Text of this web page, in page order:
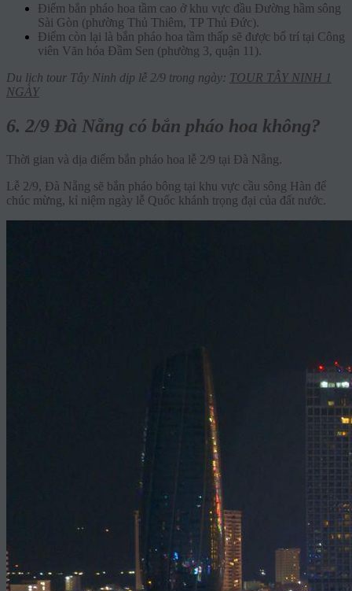
Điểm bắn pháo hoa tầm cao ở khu vực đầu Đường hầm sông
Sài Gòn (phường Thủ Thiêm, TP Thủ Đức).
Điểm còn lại là bắn pháo hoa tầm thấp sẽ được bố trí tại Công
viên Văn hóa Đầm Sen (phường 3, quận 11).
Du lịch tour Tây Ninh dịp lễ 2/9 trong ngày: TOUR TÂY NINH 1
NGÀY
6. 2/9 Đà Nẵng có bắn pháo hoa không?
Thời gian và dịa điểm bắn pháo hoa lễ 2/9 tại Đà Nẵng.
Lễ 2/9, Đà Nẵng sẽ bắn pháo bông tại khu vực cầu sông Hàn để
chúc mừng, kỉ niệm ngày lễ Quốc khánh trọng đại của đất nước.